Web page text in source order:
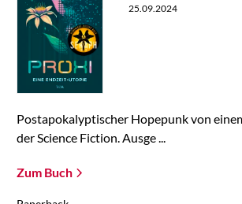
25.09.2024
Postapokalyptischer Hopepunk von
der Science Fiction. Ausge ...
Zum Buch